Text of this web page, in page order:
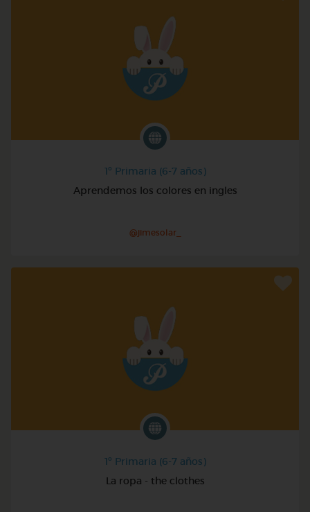
1º Primaria (6-7 años)
Aprendemos los colores en ingles
@jimesolar_
1º Primaria (6-7 años)
La ropa - the clothes